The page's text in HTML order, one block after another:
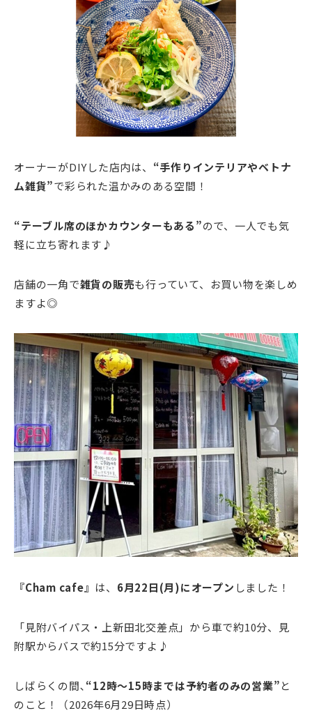
オーナーがDIYした店内は、 “手作りインテリアやベトナ
ム雑貨”で彩られた温かみのある空間！
“テーブル席のほかカウンターもある”ので、一人でも気
軽に立ち寄れます♪
店舗の一角で雑貨の販売も行っていて、お買い物を楽しめ
ますよ◎
『Cham cafe』 は、 6月22日(月)にオープン しました！
「見附バイパス・上新田北交差点」から車で約10分、見
附駅からバスで約15分ですよ♪
しばらくの間､ “12時～15時までは予約者のみの営業”と
のこと！（2026年6月29日時点）